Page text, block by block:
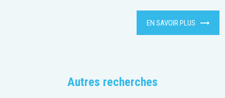
EN SAVOIR PLUS
Autres recherches